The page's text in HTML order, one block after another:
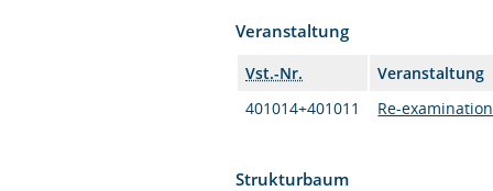
Veranstaltung
Vst.-Nr.
Veranstaltung
401014+401011
Re-
Strukturbaum